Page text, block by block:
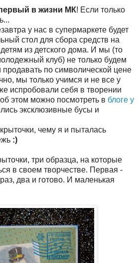
в жизни МК! Если только
у нас в супермаркете будет
стол для сбора средств на
из детского дома. И мы (то
клуб) не только будем
продавать по символической цене
мы только учимся и не все у
испробовали себя в творении
этом можно посмотреть в блоге у
эксклюзивные бусы и
чему я и пыталась
:)
три образца, на которые
в своем творчестве. Первая -
два и готово. И маленькая